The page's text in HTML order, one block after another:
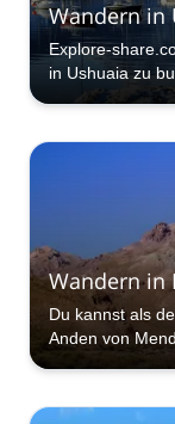
Wandern in
Explore-
in Ushuaia zu
Wandern in
Du kannst als
Anden von